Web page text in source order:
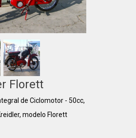
Florett
de Ciclomotor - 50cc,
modelo Florett